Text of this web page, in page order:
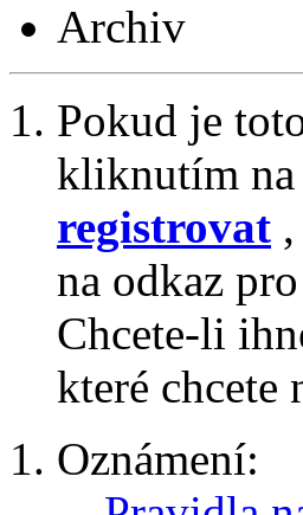
Archiv
Pokud je
kliknutím na
registrovat
na odkaz
Chcete-li
které chcete
Oznámení: